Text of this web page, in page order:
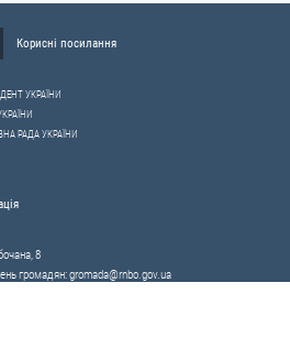
Корисні посилання
УКРАЇНИ
РАДА УКРАЇНИ
8
громадян:gromada@rnbo.gov.ua